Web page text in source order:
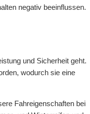
negativ beeinflussen.
und Sicherheit geht.
wodurch sie eine
Fahreigenschaften bei